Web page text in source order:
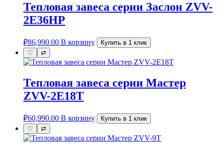
Тепловая завеса серии Заслон ZVV-
2E36HP
₽86,990.00 В корзину
Купить в 1 клик
♡
⇄
Тепловая завеса серии Мастер
ZVV-2E18T
₽60,990.00 В корзину
Купить в 1 клик
♡
⇄